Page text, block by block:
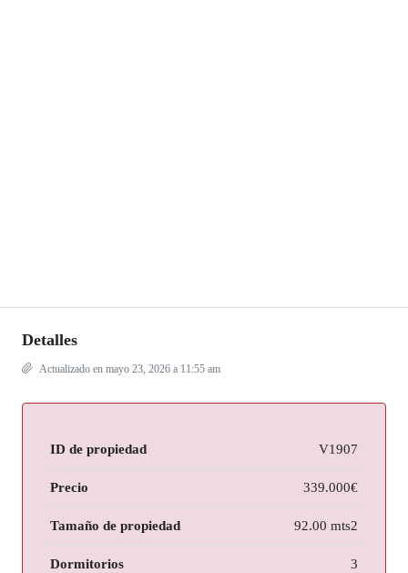
Detalles
Actualizado en mayo 23, 2026 a 11:55 am
ID de propiedad V1907
Precio 339.000€
Tamaño de propiedad 92.00 mts2
Dormitorios 3